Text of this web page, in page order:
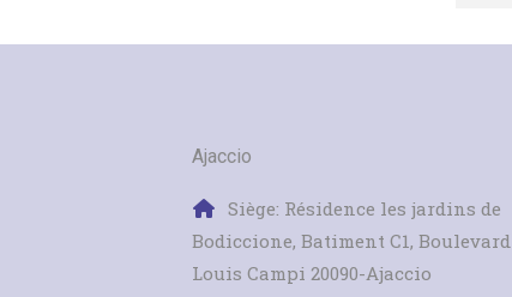
Ajaccio
Siège: Résidence les jardins de
Bodiccione, Batiment C1, Boulevard
Louis Campi 20090-Ajaccio